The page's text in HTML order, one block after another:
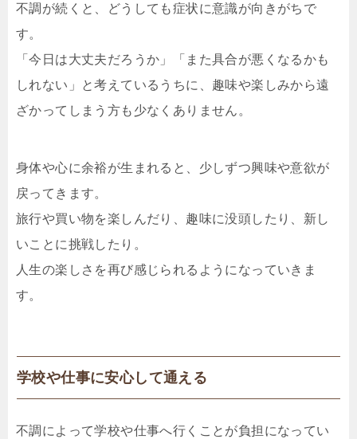
不調が続くと、どうしても症状に意識が向きがちで
す。
「今日は大丈夫だろうか」「また具合が悪くなるかも
しれない」と考えているうちに、趣味や楽しみから遠
ざかってしまう方も少なくありません。
身体や心に余裕が生まれると、少しずつ興味や意欲が
戻ってきます。
旅行や買い物を楽しんだり、趣味に没頭したり、新し
いことに挑戦したり。
人生の楽しさを再び感じられるようになっていきま
す。
学校や仕事に安心して通える
不調によって学校や仕事へ行くことが負担になってい